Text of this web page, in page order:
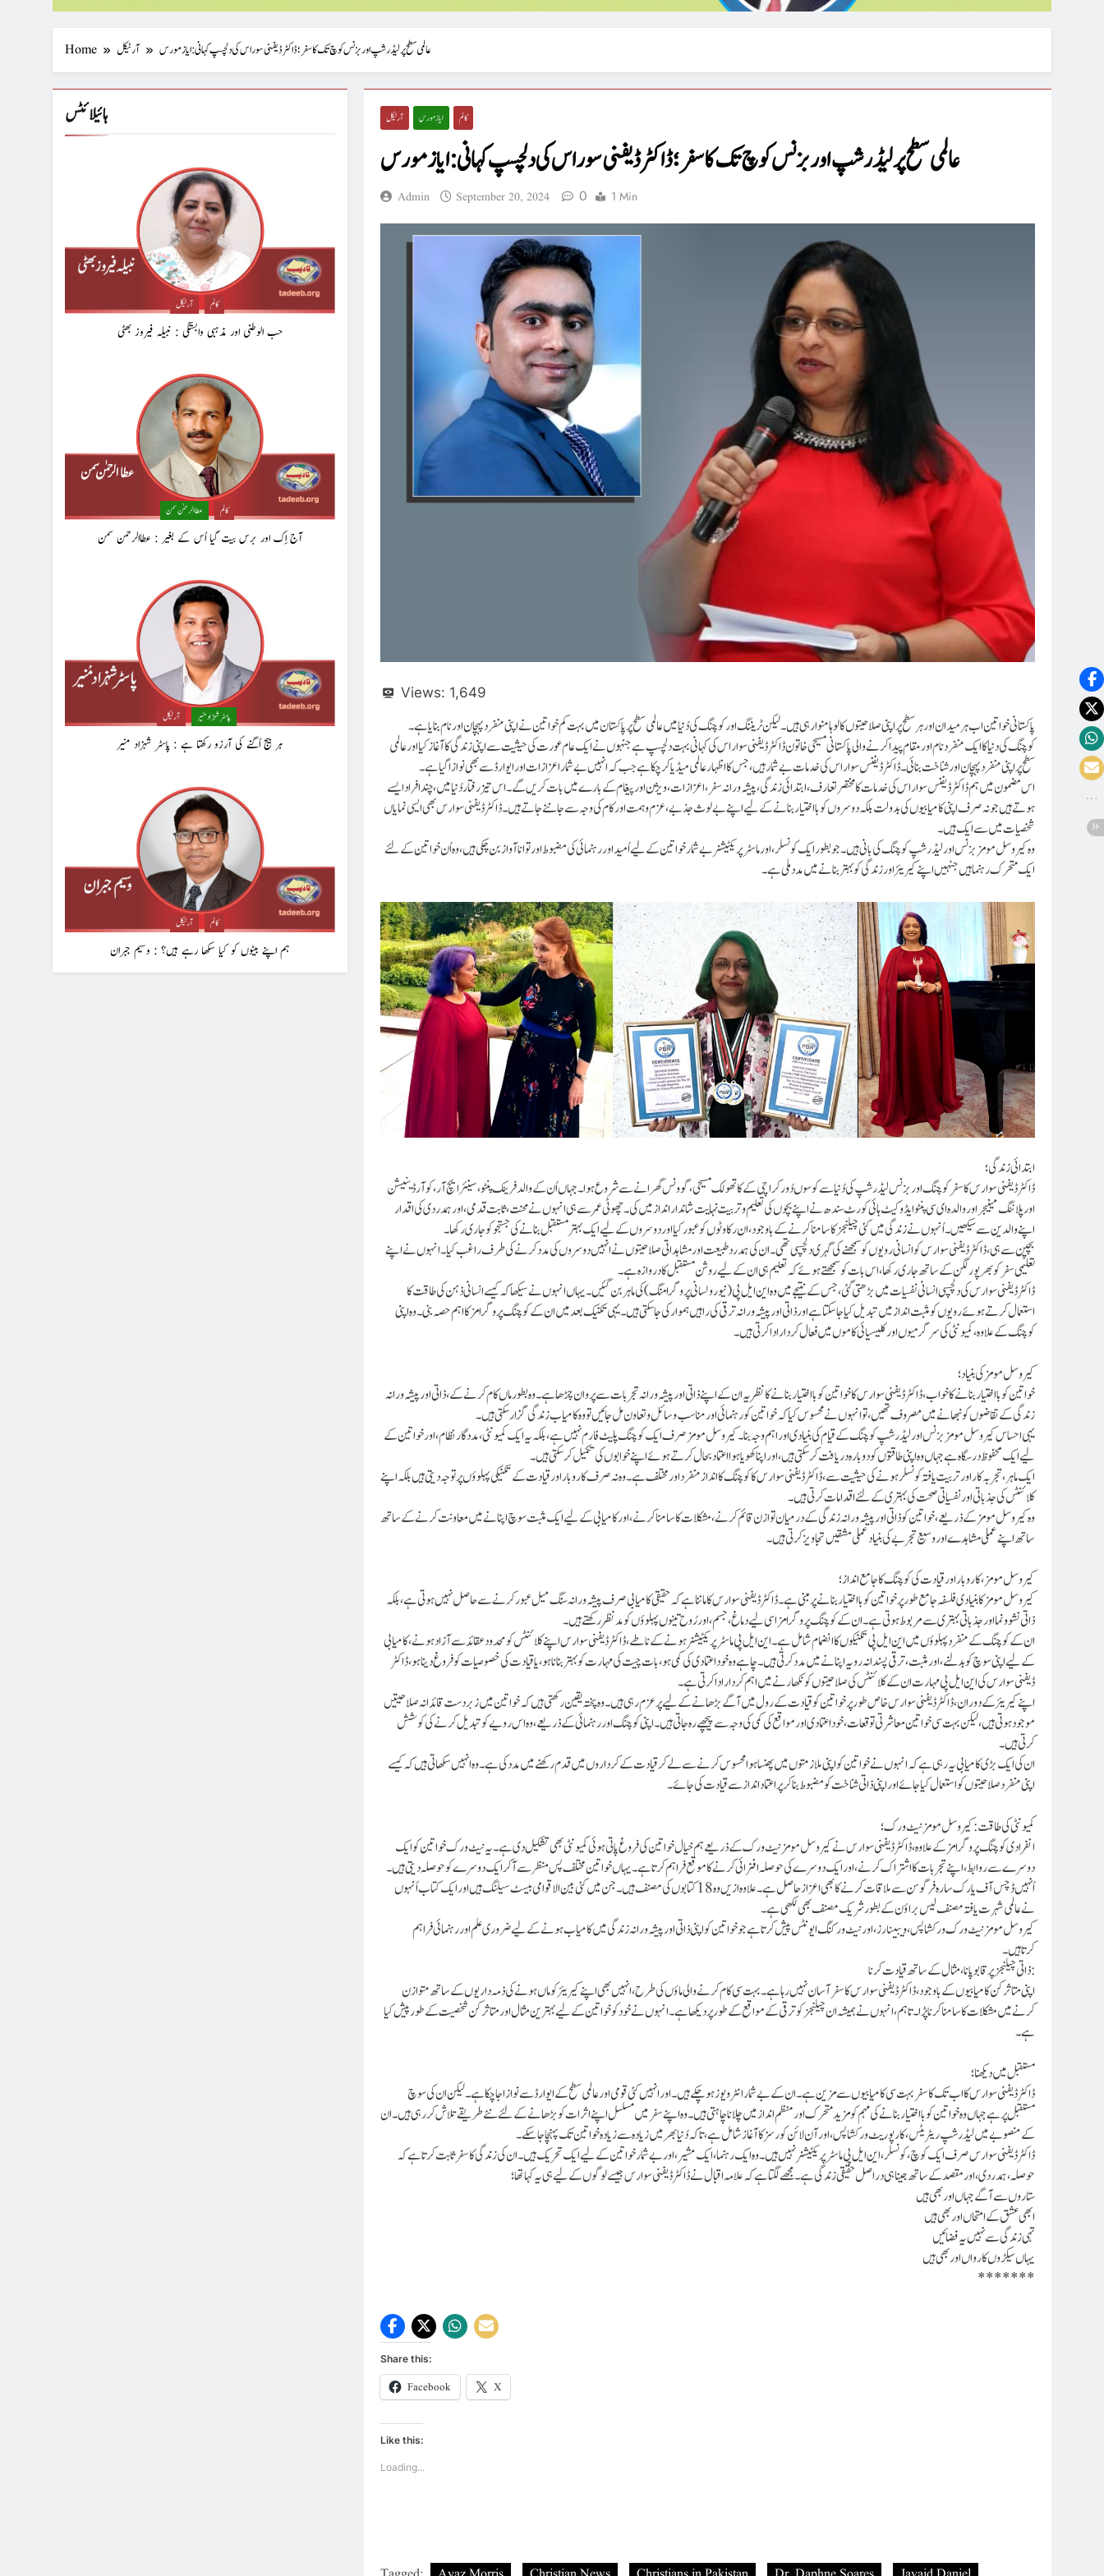
Home آرٹیکل عالمی سطح پر لیڈرشپ اور بزنس کوچ تک کا سفر؛ ڈاکٹر ڈیفنی سوراس کی دلچسپ کہانی : ایازمورس
ہائیلائٹس
آرٹیکل کالم
حب الوطنی اور مذہبی وابستگی : نبیلہ فیروز بھٹی
عطا الرحمٰن سمن کالم
آج اِک اور برس بیت گیا اُس کے بغیر : عطاالرحمن سمن
آرٹیکل پاسٹر شہزاد منیر
ہر بیج اُگنے کی آرزو رکھتا ہے : پاسٹر شہزاد منیر
آرٹیکل کالم
ہم اپنے بیٹوں کو کیا سکھا رہے ہیں؟ : وسیم جبران
آرٹیکل ایاز مورس کالم
عالمی سطح پر لیڈرشپ اور بزنس کوچ تک کا سفر؛ ڈاکٹر ڈیفنی سوراس کی دلچسپ کہانی : ایازمورس
Admin September 20, 2024 0 1 Min
Views: 1,649
پاکستانی خواتین اب ہر میدان اور ہر سطح پر اپنی صلاحیتوں کا لوہا منوا رہی ہیں۔ لیکن ٹریننگ اور کوچنگ کی دُنیا میں عالمی سطح پر پاکستان میں بہت کم خواتین نے اپنی منفرد پہچان اور نام بنایا ہے۔
کوچنگ کی دنیا کا ایک منفرد نام اور مقام پیدا کرنے والی پاکستانی مسیحی خاتون ڈاکٹر ڈیفنی سوار اس کی کہانی بہت دلچسپ ہے جنہوں نے ایک عام عورت کی حیثیت سے اپنی زندگی کا آغاز کیا اور عالمی
سطح پر اپنی منفرد پہچان اور شناخت بنائی۔ ڈاکٹر ڈیفنس سواراس کی خدمات بے شمار ہیں، جس کا اظہار عالمی میڈیا کر چکا ہے جب کہ انہیں بے شمار اعزازات اور ایوارڈ سے بھی نوازا گیا ہے۔
اس مضمون میں ہم ڈاکٹر ڈیفنس سواراس کی خدمات کا مختصر تعارف، ابتدائی زندگی، پیشہ ورانہ سفر، اعزازات،ویژن اور پیغام کے بارے میں بات کریں گے۔اس تیز رفتار دُنیا میں، چند افراد ایسے
ہوتے ہیں جو نہ صرف اپنی کامیابیوں کی بدولت بلکہ دوسروں کو بااختیار بنانے کے لیے اپنے بے لوث جذبے، عزم وہمت اور کام کی وجہ سے جاننے جاتے ہیں۔ ڈاکٹر ڈیفنی سوارس بھی ایسی نمایاں
شخصیات میں سے ایک ہیں۔
وہ کیروسل مومز بزنس اور لیڈرشپ کوچنگ کی بانی ہیں۔ جو بطور ایک کونسلر، اور ماسٹر پریکٹیشنر بے شمار خواتین کے لیے اُمید اور رہنمائی کی مضبوط اورتوانا آواز بن چکی ہیں، وہ اُن خواتین کے لئے
ایک متحرک رہنما ہیںجنہیں اپنے کیریئر اور زندگی کو بہتر بنانے میں مدد ملی ہے۔
ابتدائی زندگی؛
ڈاکٹر ڈیفنی سوارس کا سفر کوچنگ اور بزنس لیڈرشپ کی دُنیا سے کوسوں دُور کراچی کے کاتھولک مسیحی، گوونس گھرانے سے شروع ہوا۔ جہاں اُن کے والد فرینک پنٹو، سینئر ایچ آر، کوآرڈینیشن
اور پلاننگ مینیجر اور والدہ ای سی پنٹو ایڈوکیٹ ہائی کورٹ سندھ نے اپنے بچوں کی تعلیم و تربیت نہایت شاندار انداز میں کی۔ چھوٹی عمر سے ہی انہوں نے محنت، ثابت قدمی، اور ہمدردی کی اقدار
اپنے والدین سے سیکھیں۔ اُنہوں نے زندگی میں کئی چیلنجز کا سامنا کرنے کے باوجود، ان رکاوٹوں کو عبور کیا اور دوسروں کے لیے ایک بہتر مستقبل بنانے کی جستجو کو جاری رکھا۔
بچپن سے ہی، ڈاکٹر ڈیفنی سوارس کو انسانی رویوں کو سمجھنے کی گہری دلچسپی تھی۔ ان کی ہمدرد طبیعت اور مشاہداتی صلاحیتوں نے انہیں دوسروں کی مدد کرنے کی طرف راغب کیا۔ انہوں نے اپنے
تعلیمی سفر کو بھرپور لگن کے ساتھ جاری رکھا، اس بات کو سمجھتے ہوئے کہ تعلیم ہی ان کے لیے روشن مستقبل کا دروازہ ہے۔
ڈاکٹر ڈیفنی سوارس کی دلچسپی انسانی نفسیات میں بڑھتی گئی، جس کے نتیجے میں وہ این ایل پی (نیورو لسانی پروگرامنگ) کی ماہر بن گئیں۔ یہاں انہوں نے سیکھا کہ کیسے انسانی ذہن کی طاقت کا
استعمال کرتے ہوئے رویوں کو مثبت انداز میں تبدیل کیا جا سکتا ہے اور ذاتی اور پیشہ ورانہ ترقی کی راہیں ہموار کی جا سکتی ہیں۔ یہی تکنیک بعد میں ان کے کوچنگ پروگرامز کا اہم حصہ بنی۔وہ اپنی
کوچنگ کے علاوہ، کمیونٹی کی سرگرمیوں اور کلیسیائی کاموں میں فعال کردار ادا کرتی ہیں۔
کیروسل مومز کی بنیاد؛
خواتین کو بااختیار بنانے کا خواب،ڈاکٹر ڈیفنی سوارس کا خواتین کو بااختیار بنانے کا نظریہ ان کے اپنے ذاتی اور پیشہ ورانہ تجربات سے پروان چڑھا ہے۔ وہ بطور ماں کام کرنے کے، ذاتی اور پیشہ ورانہ
زندگی کے تقاضوں کو نبھانے میں مصروف تھیں، تو انہوں نے محسوس کیا کہ خواتین کو رہنمائی اور مناسب وسائل و تعاون مل جائیں تو وہ کامیاب زندگی گزارسکتی ہیں۔
یہی احساس کیروسل مومز بزنس اور لیڈرشپ کوچنگ کے قیام کی بنیادی اور اہم وجہ بنا۔ کیروسل مومز صرف ایک کوچنگ پلیٹ فارم نہیں ہے، بلکہ یہ ایک کمیونٹی، مددگار نظام، اور خواتین کے
لیے ایک محفوظ درسگاہ ہے جہاں وہ اپنی طاقتوں کو دوبارہ دریافت کر سکتی ہیں، اور اپنا کھویا ہوا اعتماد بحال کر تے ہوئے اپنے خوابوں کی تکمیل کر سکتی ہیں۔
ایک ماہر، تجربہ کار اور تربیت یافتہ کونسلر ہونے کی حیثیت سے، ڈاکٹر ڈیفنی سوارس کا کوچنگ کا انداز منفرد اورمختلف ہے۔ وہ نہ صرف کاروبار اور قیادت کے تکنیکی پہلوؤں پر توجہ دیتی ہیں بلکہ اپنے
کلائنٹس کی جذباتی اور نفسیاتی صحت کی بہتری کے لئے اقدامات کرتی ہیں۔
وہ کیروسل مومز کے ذریعے، خواتین کو ذاتی اور پیشہ ورانہ زندگی کے درمیان توازن قائم کرنے، مشکلات کا سامنا کرنے، اور کامیابی کے لیے ایک مثبت سوچ اپنانے میں معاونت کرنے کے ساتھ
ساتھ اپنے عملی مشاہدے اور وسیع تجربے کی بنیاد عملی مشقیں تجاویز کرتی ہیں۔
کیروسل مومز، کاروبار اور قیادت کی کوچنگ کا جامع انداز؛
کیروسل مومز کا بنیادی فلسفہ جامع طور پر خواتین کو بااختیار بنانے پر مبنی ہے۔ ڈاکٹر ڈیفنی سوارس کا ماننا ہے کہ حقیقی کامیابی صرف پیشہ ورانہ سنگ میل عبور کرنے سے حاصل نہیں ہوتی ہے، بلکہ
ذاتی نشوونما اور جذباتی بہتری سے مربوط ہوتی ہے۔ ان کے کوچنگ پروگرامز اسی لیے دماغ، جسم، اور رُوح تینوں پہلوؤں کو مدنظر رکھتے ہیں۔
ان کے کوچنگ کے منفرد پہلوؤں میں این ایل پی تکنیکوں کا انضمام شامل ہے۔این ایل پی ماسٹر پریکٹیشنر ہونے کے ناطے، ڈاکٹر ڈیفنی سوارس اپنے کلائنٹس کو محدود عقائد سے آزاد ہونے، کامیابی
کے لیے اپنی سوچ کو بدلنے، اور مثبت، ترقی پسندانہ رویہ اپنانے میں مدد کرتی ہیں۔ چاہے وہ خود اعتمادی کی کمی ہو، بات چیت کی مہارت کو بہتر بنانا ہو، یا قیادت کی خصوصیات کو فروغ دینا ہو، ڈاکٹر
ڈیفنی سوارس کی این ایل پی مہارت ان کے کلائنٹس کی صلاحیتوں کو نکھارنے میں اہم کردار ادا کرتی ہے۔
اپنے کیریئر کے دوران، ڈاکٹرڈیفنی سوارس خاص طور پر خواتین کو قیادت کے رول میں آگے بڑھانے کے لیے پرعزم رہی ہیں۔ وہ پختہ یقین رکھتی ہیں کہ خواتین میں زبردست قائدانہ صلاحیتیں
موجود ہوتی ہیں، لیکن بہت سی خواتین معاشرتی توقعات، خود اعتمادی اور مواقع کی کمی کی وجہ سے پیچھے رہ جاتی ہیں۔ اپنی کوچنگ اور رہنمائی کے ذریعے، وہ اس رویے کو تبدیل کرنے کی کوشش
کرتی ہیں۔
ان کی ایک بڑی کامیابی یہ رہی ہے کہ انہوں نے خواتین کو اپنی ملازمتوں میں پھنسا ہوا محسوس کرنے سے لے کر قیادت کے کرداروں میں قدم رکھنے میں مدد کی ہے۔ وہ انہیں سکھاتی ہیں کہ کیسے
اپنی منفرد صلاحیتوں کو استعمال کیا جائے اور اپنی ذاتی شناخت کو مضبوط بناکر پر اعتماد انداز سے قیادت کی جائے۔
کمیونٹی کی طاقت: کیروسل مومز نیٹ ورک؛
انفرادی کوچنگ پروگرامز کے علاوہ، ڈاکٹر ڈیفنی سوارس نے کیروسل مومز نیٹ ورک کے ذریعے ہم خیال خواتین کی فروغ پاتی ہوئی کمیونٹی بھی تشکیل دی ہے۔ یہ نیٹ ورک خواتین کو ایک
دوسرے سے روابط، اپنے تجربات کا اشتراک کرنے، اور ایک دوسرے کی حوصلہ افزائی کرنے کا موقع فراہم کرتا ہے۔ یہاں خواتین مختلف پس منظر سے آ کر ایک دوسرے کو حوصلہ دیتی ہیں۔
اُنہیں ڈچس آف یارک سارہ فرگوسن سے ملاقات کرنے کا بھی اعزاز حاصل ہے۔ علاوہ ازیں وہ 18 کتابوں کی مصنف ہیں۔جن میں کئی بین الاقوامی بیسٹ سیلنگ ہیں اور ایک کتاب اُنہوں
نےعالمی شہرت یافتہ مصنف لیس براؤن کے بطور شریک مصنف بھی لکھی ہے۔
کیروسل مومز نیٹ ورک ورکشاپس، ویبینارز، اور نیٹ ورکنگ ایونٹس پیش کرتا ہے جو خواتین کو اپنی ذاتی اور پیشہ ورانہ زندگی میں کامیاب ہونے کے لیے ضروری علم اور رہنمائی فراہم
کرتاہیں۔
ذاتی چیلنجز پر قابو پانا، مثال کے ساتھ قیادت کرنا:
اپنی متاثر کن کامیابیوں کے باوجود، ڈاکٹر ڈیفنی سوارس کا سفر آسان نہیں رہا ہے۔ بہت سی کام کرنے والی ماؤں کی طرح، انہیں بھی اپنے کیریئر کو ماں ہونے کی ذمہ داریوں کے ساتھ متوازن
کرنے میں مشکلات کا سامنا کرنا پڑا۔ تاہم، انہوں نے ہمیشہ ان چیلنجز کو ترقی کے مواقع کے طور پر دیکھا ہے۔ انہوں نے خود کو خواتین کے لیے بہترین مثال اور متاثر کن شخصیت کے طور پیش کیا
ہے۔
مستقبل میں دیکھنا؛
ڈاکٹر ڈیفنی سوارس کا اب تک کا سفر بہت سی کامیابیوں سے مزین ہے۔ ان کے بے شمار انٹرویوز ہو چکے ہیں۔ اور انہیں کئی قومی اور عالمی سطح کے ایوارڈ سے نوازا جا چکا ہے۔ لیکن ان کی سوچ
مستقبل پر ہے جہاں وہ خواتین کو بااختیار بنانے کی مہم کو مزید متحرک اور منظم انداز میں چلانا چاہتی ہیں۔ وہ اپنے سفر میں مسلسل اپنے اثرات کو بڑھانے کے لئے نئے طریقے تلاش کر رہی ہیں۔ ان
کے منصوبے میں لیڈرشپ ریٹریٹس، کارپوریٹ ورکشاپس، اور آن لائن کورسز کا آغاز شامل ہے، تاکہ دُنیا بھر میں زیادہ سے زیادہ خواتین تک پہنچا جا سکے۔
ڈاکٹر ڈیفنی سوارس صرف ایک کوچ، کونسلر، این ایل پی ماسٹر پریکٹیشنر نہیں ہیں۔ وہ ایک رہنما، ایک مشیر، اور بے شمار خواتین کے لیے ایک تحریک ہیں۔ ان کی زندگی کا سفر ثابت کرتا ہے کہ
حوصلہ، ہمدردی، اور مقصد کے ساتھ جینا ہی دراصل حقیقی زندگی ہے۔مجھے لگتا ہے کہ علامہ اقبال نے ڈاکٹر ڈیفنی سوارس جیسے لوگوں کے لیے ہی یہ کہا تھا؛
ستاروں سے آگے جہاں اور بھی ہیں
ابھی عشق کے امتحاں اور بھی ہیں
تہی زندگی سے نہیں یہ فضائیں
یہاں سیکڑوں کارواں اور بھی ہیں
*******
Share this:
Facebook X
Like this:
Loading...